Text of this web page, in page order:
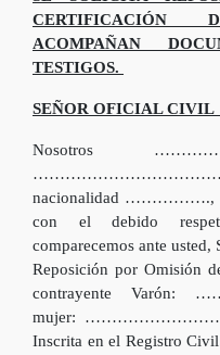
CERTIFICACIÓN
ACOMPAÑAN
TESTIGOS.
SEÑOR OFICIAL CIVIL
Nosotros
………………………………,
nacionalidad
con el debido
comparecemos ante
Reposición por Omisión
contrayente Varón:
mujer: ……………………….,
Inscrita en el Registro